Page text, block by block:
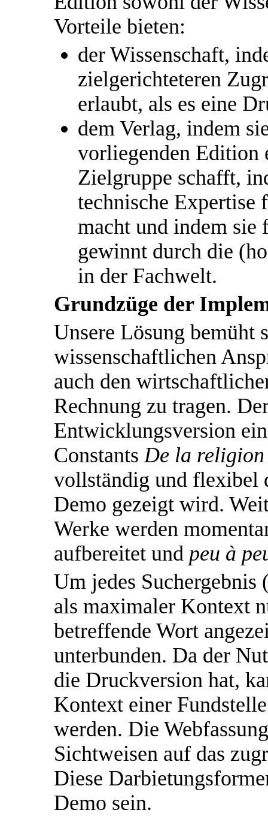
Vorteile bieten:
der Wissenschaft,
zielgerichteteren
erlaubt, als es eine
dem Verlag, indem
vorliegenden Edition
Zielgruppe schafft,
technische
macht und indem sie
gewinnt durch die
in der Fachwelt.
Grundzüge der
Unsere Lösung bemüht
wissenschaftlichen
auch den
Rechnung zu tragen.
Entwicklungsversion
ConstantsDe la religion
vollständig und flexibel
Demo gezeigt wird.
Werke werden
aufbereitet und peu à
Um jedes
als maximaler Kontext
betreffende Wort
unterbunden. Da der
die Druckversion hat,
Kontext einer
werden. Die
Sichtweisen auf das
Diese
Demo sein.